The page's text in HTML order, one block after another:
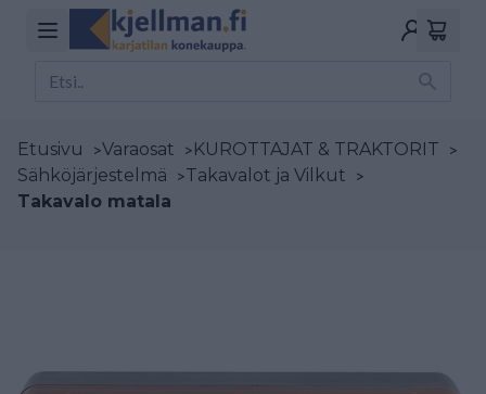
Etusivu >Varaosat >KUROTTAJAT & TRAKTORIT >
Sähköjärjestelmä >Takavalot ja Vilkut >
Takavalo matala